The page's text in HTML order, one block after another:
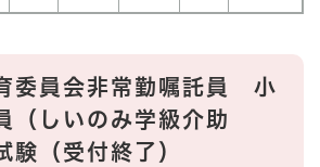
委員会非常勤嘱託員 小
（しいのみ学級介助
（受付終了）